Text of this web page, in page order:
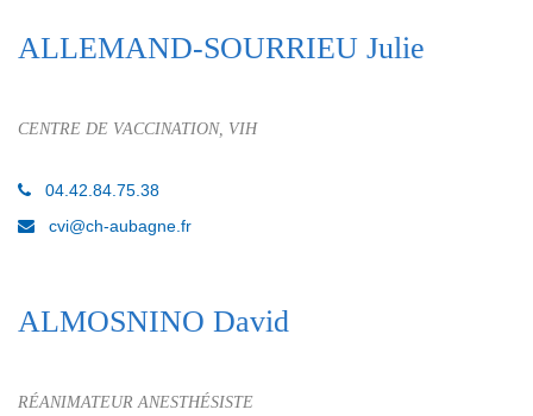
ALLEMAND-SOURRIEU Julie
CENTRE DE VACCINATION, VIH
04.42.84.75.38
cvi@ch-aubagne.fr
ALMOSNINO David
RÉANIMATEUR ANESTHÉSISTE